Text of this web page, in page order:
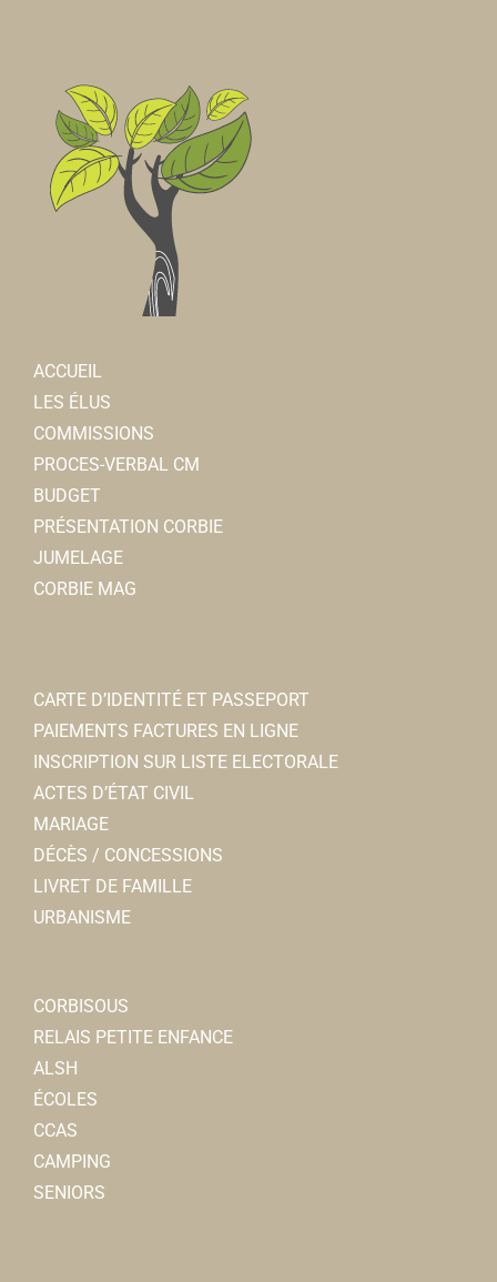
ACCUEIL
LES ÉLUS
COMMISSIONS
PROCES-VERBAL CM
BUDGET
PRÉSENTATION CORBIE
JUMELAGE
CORBIE MAG
CARTE D’IDENTITÉ ET PASSEPORT
PAIEMENTS FACTURES EN LIGNE
INSCRIPTION SUR LISTE ELECTORALE
ACTES D’ÉTAT CIVIL
MARIAGE
DÉCÈS / CONCESSIONS
LIVRET DE FAMILLE
URBANISME
CORBISOUS
RELAIS PETITE ENFANCE
ALSH
ÉCOLES
CCAS
CAMPING
SENIORS